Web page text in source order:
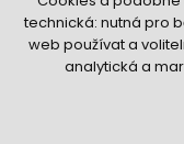
technická: nutná pro
web používat a
analytická a